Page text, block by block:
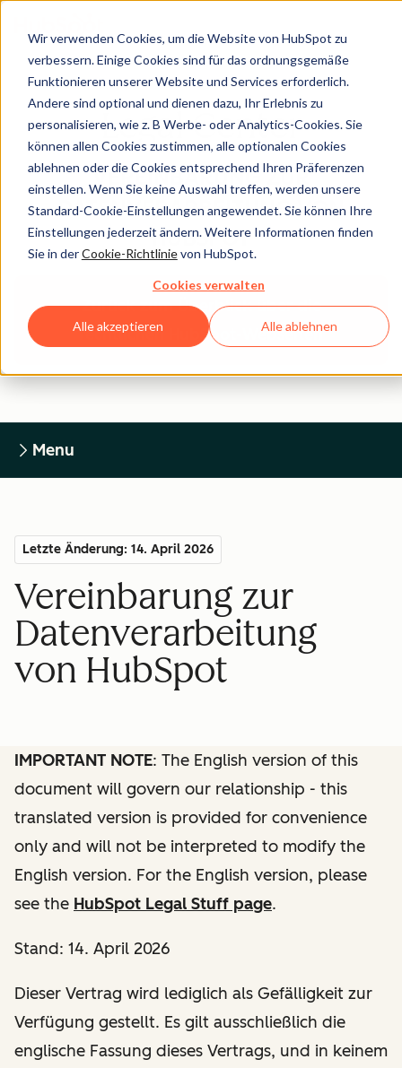
Wir verwenden Cookies, um die Website von HubSpot zu
verbessern. Einige Cookies sind für das ordnungsgemäße
Funktionieren unserer Website und Services erforderlich.
Andere sind optional und dienen dazu, Ihr Erlebnis zu
personalisieren, wie z. B Werbe- oder Analytics-Cookies. Sie
können allen Cookies zustimmen, alle optionalen Cookies
ablehnen oder die Cookies entsprechend Ihren Präferenzen
einstellen. Wenn Sie keine Auswahl treffen, werden unsere
Standard-Cookie-Einstellungen angewendet. Sie können Ihre
Einstellungen jederzeit ändern. Weitere Informationen finden
Sie in derCookie-Richtlinievon HubSpot.
Cookies verwalten
Alle akzeptieren Alle ablehnen
Legal Center
VEREINBARUNG ZUR
DATENVERARBEITUNG VON
HUBSPOT
Zurück zum Überblick über die
rechtlichen HubSpot-Webseiten
Menu
Letzte Änderung: 14. April 2026
Vereinbarung zur
Datenverarbeitung
von HubSpot
IMPORTANT NOTE: The English version of this
document will govern our relationship - this
translated version is provided for convenience
only and will not be interpreted to modify the
English version. For the English version, please
see the HubSpot Legal Stuff page.
Stand: 14. April 2026
Dieser Vertrag wird lediglich als Gefälligkeit zur
Verfügung gestellt. Es gilt ausschließlich die
englische Fassung dieses Vertrags, und in keinem